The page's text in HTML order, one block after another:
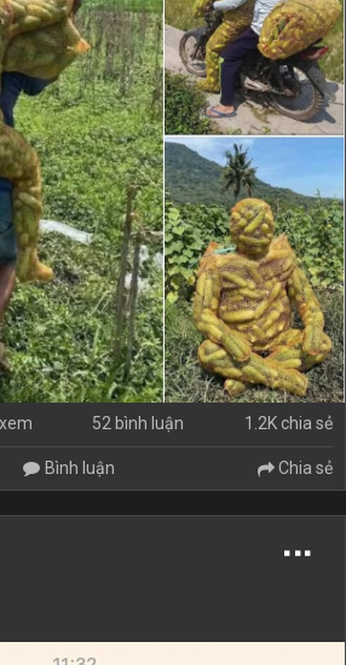
52 bình luận 1.2K chia sẻ
Bình luận Chia sẻ